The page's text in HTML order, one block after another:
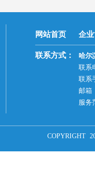
网站首页 企
联系方式：
哈尔
联系
联系
邮箱
服务
COPYRIGHT